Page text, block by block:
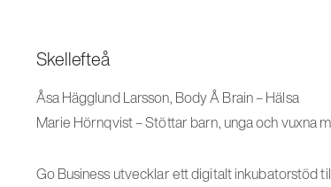
Skellefteå
Åsa Hägglund Larsson, Body Å Brain – Hälsa
Marie Hörnqvist – Stöttar barn, unga och vuxna
Go Business utvecklar ett digitalt inkubatorstöd